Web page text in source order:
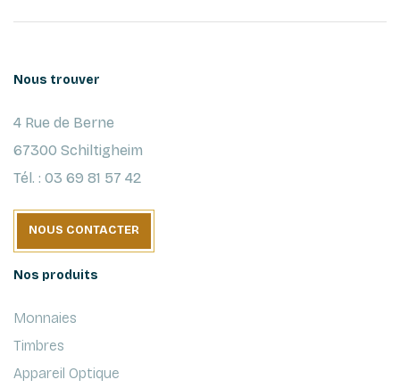
Nous trouver
4 Rue de Berne
67300 Schiltigheim
Tél. : 03 69 81 57 42
NOUS CONTACTER
Nos produits
Monnaies
Timbres
Appareil Optique